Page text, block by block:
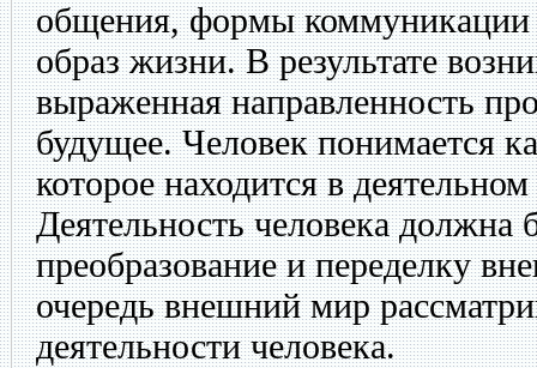
общения, формы
образ жизни. В результате
выраженная направленность
будущее. Человек понимается
которое находится в
Деятельность человека должна
преобразование и переделку
очередь внешний мир
деятельности человека.